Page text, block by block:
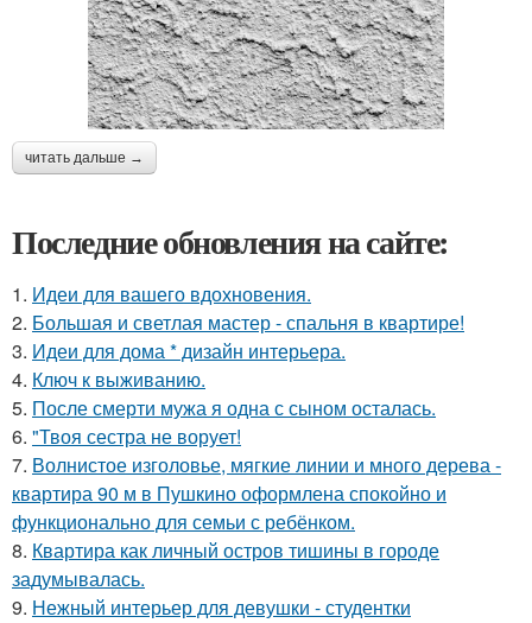
читать дальше →
Последние обновления на сайте:
1. Идеи для вашего вдохновения.
2. Большая и светлая мастер - спальня в квартире!
3. Идеи для дома * дизайн интерьера.
4. Ключ к выживанию.
5. После смерти мужа я одна с сыном осталась.
6. "Твоя сестра не ворует!
7. Волнистое изголовье, мягкие линии и много дерева -
квартира 90 м в Пушкино оформлена спокойно и
функционально для семьи с ребёнком.
8. Квартира как личный остров тишины в городе
задумывалась.
9. Нежный интерьер для девушки - студентки